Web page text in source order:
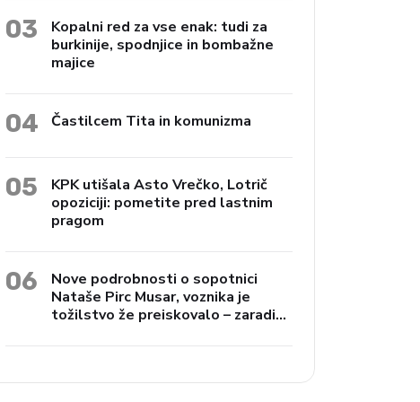
03
Kopalni red za vse enak: tudi za
burkinije, spodnjice in bombažne
majice
04 Častilcem Tita in komunizma
05
KPK utišala Asto Vrečko, Lotrič
opoziciji: pometite pred lastnim
pragom
06
Nove podrobnosti o sopotnici
Nataše Pirc Musar, voznika je
tožilstvo že preiskovalo – zaradi